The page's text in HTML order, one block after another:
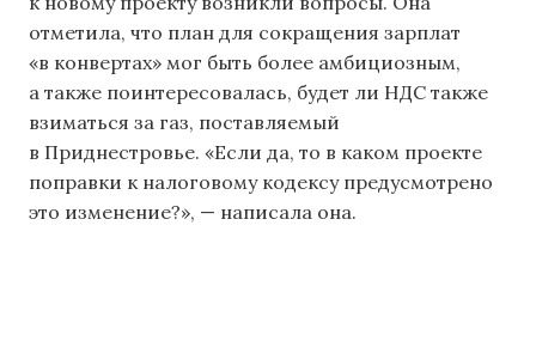
отметила, что план для сокращения зарплат
«в конвертах» мог быть более амбициозным,
а также поинтересовалась, будет ли НДС также
взиматься за газ, поставляемый
в Приднестровье. «Если да, то в каком проекте
поправки к налоговому кодексу предусмотрено
это изменение?», — написала она.